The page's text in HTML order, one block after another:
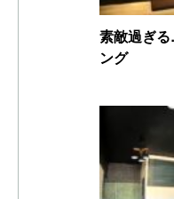
素敵過ぎ
ング